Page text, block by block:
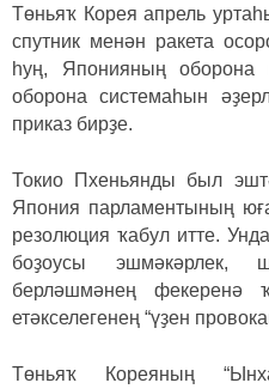
Төньяҡ Корея апрель
спутник менән ракета
һуң, Японияның оборона
оборона системаһын
приказ бирҙе.
Токио Пхеньянды был
Япония парламентының
резолюция ҡабул итте.
боҙоусы
берләшмәнең фекеренә
етәкселегенең “үҙен
Төньяҡ Кореяның